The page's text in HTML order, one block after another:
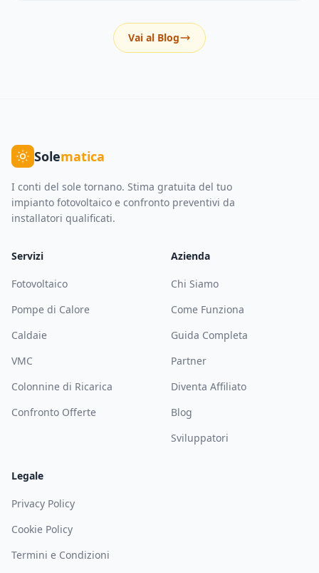
Vai al Blog
Solematica
I conti del sole tornano. Stima gratuita del tuo
impianto fotovoltaico e confronto preventivi da
installatori qualificati.
Servizi
Fotovoltaico
Pompe di Calore
Caldaie
VMC
Colonnine di Ricarica
Confronto Offerte
Azienda
Chi Siamo
Come Funziona
Guida Completa
Partner
Diventa Affiliato
Blog
Sviluppatori
Legale
Privacy Policy
Cookie Policy
Termini e Condizioni